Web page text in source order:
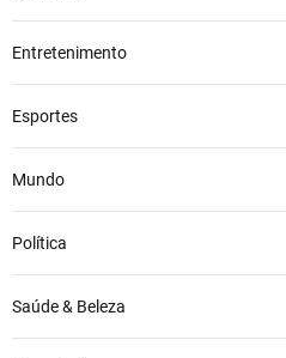
Entretenimento
Esportes
Mundo
Política
Saúde & Beleza